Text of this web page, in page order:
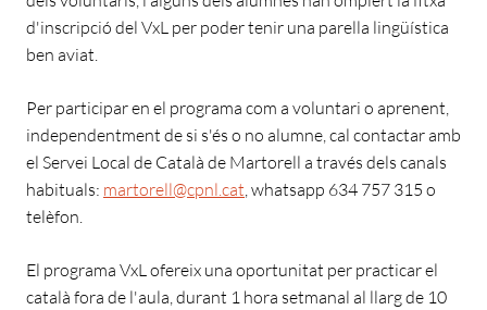
d'inscripció del VxL per poder tenir una parella lingüística
ben aviat.
Per participar en el programa com a voluntari o aprenent,
independentment de si s'és o no alumne, cal contactar amb
el Servei Local de Català de Martorell a través dels canals
habituals: martorell@cpnl.cat, whatsapp 634 757 315 o
telèfon.
El programa VxL ofereix una oportunitat per practicar el
català fora de l'aula, durant 1 hora setmanal al llarg de 10